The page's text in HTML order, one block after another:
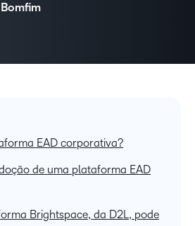
EAD corporativa?
de uma plataforma EAD
Brightspace, da D2L, pode